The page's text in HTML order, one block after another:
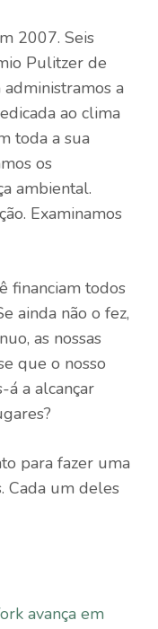
2007. Seis
Pulitzer de
a
ao clima
toda a sua
os
ambiental.
Examinamos
financiam todos
ainda não o fez,
as nossas
que o nosso
á a alcançar
para fazer uma
Cada um deles
avança em